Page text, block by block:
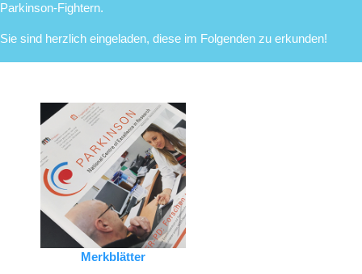
Parkinson-Fightern.
Sie sind herzlich eingeladen, diese im Folgenden zu erkunden!
Merkblätter